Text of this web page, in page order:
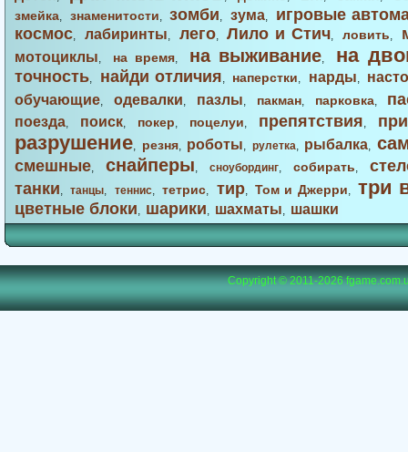
змейка, знаменитости,зомби, зума,
игровые
космос, лабиринты, лего,Лило и Стич,ловить,
мотоциклы, на время, на выживание, на
точность, найди отличия, наперстки, нарды,
обучающие, одевалки, пазлы, пакман, парковка,
поезда, поиск, покер, поцелуи, препятствия,
разрушение, резня, роботы, рулетка, рыбалка,
смешные, снайперы, сноубординг, собирать,
танки,танцы, теннис,тетрис, тир,Том и Джерри, три
цветные блоки, шарики, шахматы, шашки
Copyright © 2011-2026